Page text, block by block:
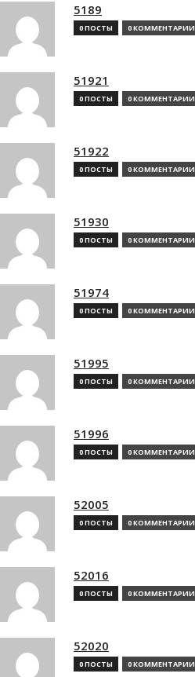
5189
0 ПОСТЫ 0 КОММЕНТАРИИ
51921
0 ПОСТЫ 0 КОММЕНТАРИИ
51922
0 ПОСТЫ 0 КОММЕНТАРИИ
51930
0 ПОСТЫ 0 КОММЕНТАРИИ
51974
0 ПОСТЫ 0 КОММЕНТАРИИ
51995
0 ПОСТЫ 0 КОММЕНТАРИИ
51996
0 ПОСТЫ 0 КОММЕНТАРИИ
52005
0 ПОСТЫ 0 КОММЕНТАРИИ
52016
0 ПОСТЫ 0 КОММЕНТАРИИ
52020
0 ПОСТЫ 0 КОММЕНТАРИИ